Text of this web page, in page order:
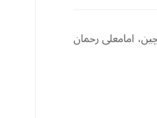
امامعلی رحمان